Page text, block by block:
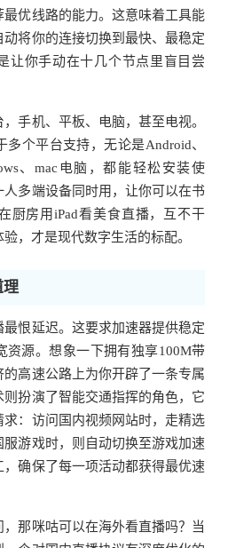
优线路的能力。这意味着工具能
将你的连接切换到最快、最稳定
让你手动在十几个节点里盲目尝
手机、平板、电脑，甚至电视。
多个平台支持，无论是Android、
、mac电脑，都能轻松安装使
人多端设备同时用，让你可以在书
厨房用iPad看美食直播，互不干
，才是现代数字生活的标配。
理
恨延迟。这要求加速器提供稳定
资源。想象一下拥有独享100M带
高速公路上为你开辟了一条专属
扮演了智能交通指挥的角色，它
求：访问国内视频网站时，走精选
服游戏时，则自动切换至游戏加速
确保了每一项活动都获得最优速
那咪咕可以在海外看直播吗？当